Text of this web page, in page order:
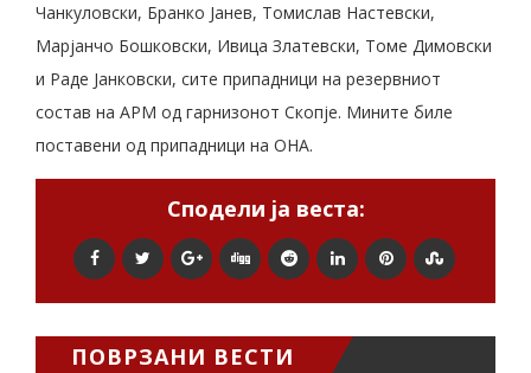
Чанкуловски, Бранко Јанев, Томислав Настевски,
Марјанчо Бошковски, Ивица Златевски, Томе Димовски
и Раде Јанковски, сите припадници на резервниот
состав на АРМ од гарнизонот Скопје. Мините биле
поставени од припадници на ОНА.
Сподели ја веста:
ПОВРЗАНИ ВЕСТИ